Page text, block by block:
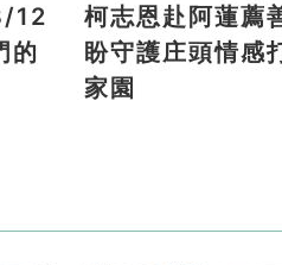
12
的
柯志恩赴阿蓮薦
盼守護庄頭情感
家園